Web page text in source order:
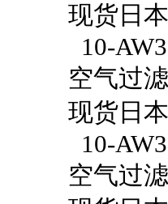
现货日
10-
空气过
现货日
10-
空气过